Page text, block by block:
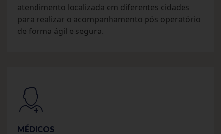
atendimento localizada em diferentes cidades
para realizar o acompanhamento pós operatório
de forma ágil e segura.
MÉDICOS